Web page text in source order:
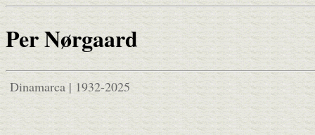
Per Nørgaard
Dinamarca | 1932-2025